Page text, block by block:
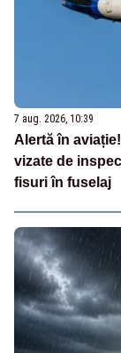
7 aug. 2026, 10:39
Alertă în
vizate de
fisuri în fuselaj